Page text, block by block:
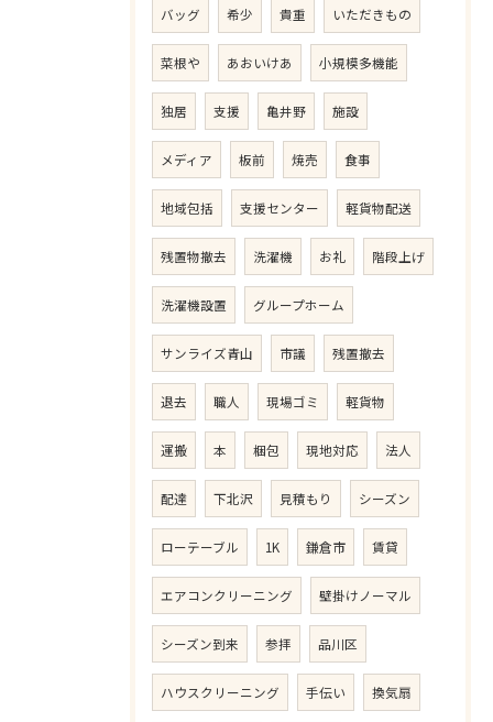
バッグ 希少 貴重 いただきもの
菜根や あおいけあ 小規模多機能
独居 支援 亀井野 施設
メディア 板前 焼売 食事
地域包括 支援センター 軽貨物配送
残置物撤去 洗濯機 お礼 階段上げ
洗濯機設置 グループホーム
サンライズ青山 市議 残置撤去
退去 職人 現場ゴミ 軽貨物
運搬 本 梱包 現地対応 法人
配達 下北沢 見積もり シーズン
ローテーブル 1K 鎌倉市 賃貸
エアコンクリーニング 壁掛けノーマル
シーズン到来 参拝 品川区
ハウスクリーニング 手伝い 換気扇